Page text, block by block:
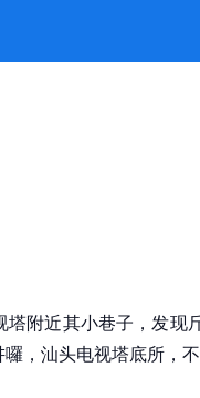
巷子里头有
附近其小巷子，发现
，汕头电视塔底所，